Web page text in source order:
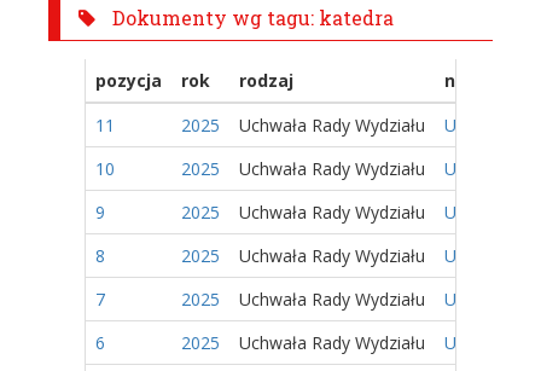
Dokumenty wg tagu: katedra
pozycja rok rodzaj
nazwa
11
2025 Uchwała Rady Wydziału
Uchwała
10
2025 Uchwała Rady Wydziału
Uchwała
9
2025 Uchwała Rady Wydziału
Uchwała
8
2025 Uchwała Rady Wydziału
Uchwała
7
2025 Uchwała Rady Wydziału
Uchwała
6
2025 Uchwała Rady Wydziału
Uchwała